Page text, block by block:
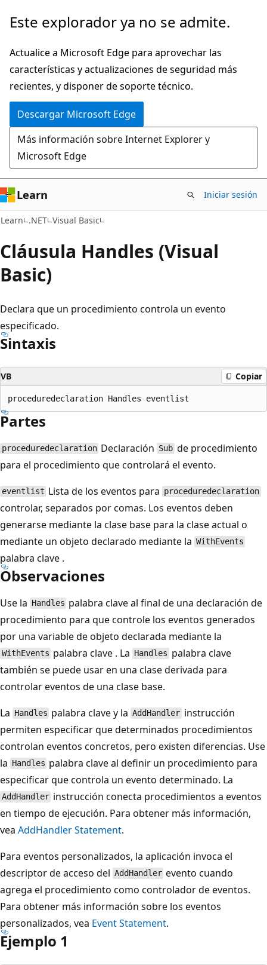
Ir
contenido
principal
Este explorador ya no se admite.
Actualice a Microsoft Edge para aprovechar las
características y actualizaciones de seguridad más
recientes, y disponer de soporte técnico.
Descargar Microsoft Edge
Más información sobre Internet Explorer y
Microsoft Edge
Learn Iniciar sesión
Learn .NET Visual Basic
Cláusula Handles (Visual
Basic)
Declara que un procedimiento controla un evento
especificado.
Sintaxis
VB Copiar
Partes
proceduredeclaration Declaración Subde procedimiento
para el procedimiento que controlará el evento.
eventlist Lista de los eventos para proceduredeclaration
controlar, separados por comas. Los eventos deben
generarse mediante la clase base para la clase actual o
mediante un objeto declarado mediante la WithEvents
palabra clave .
Observaciones
Use la Handles palabra clave al final de una declaración de
procedimiento para que controle los eventos generados
por una variable de objeto declarada mediante la
WithEvents palabra clave . La Handles palabra clave
también se puede usar en una clase derivada para
controlar eventos de una clase base.
La Handles palabra clave y la AddHandler instrucción
permiten especificar que determinados procedimientos
controlan eventos concretos, pero existen diferencias. Use
la Handles palabra clave al definir un procedimiento para
especificar que controla un evento determinado. La
AddHandler instrucción conecta procedimientos a eventos
en tiempo de ejecución. Para obtener más información,
vea AddHandler Statement.
Para eventos personalizados, la aplicación invoca el
descriptor de acceso del AddHandler evento cuando
agrega el procedimiento como controlador de eventos.
Para obtener más información sobre los eventos
personalizados, vea Event Statement.
Ejemplo 1